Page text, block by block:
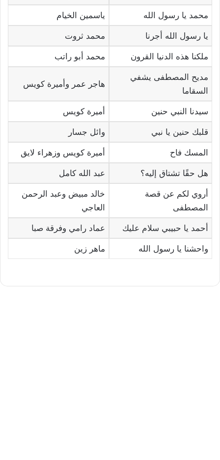
محمد يا رسول الله ياسمين الخيام
يا رسول الله أجرنا محمد ثروت
ملكنا هذه الدنيا القرون محمد أبو راتب
مديح المصطفى يشفي
السقاما
هاجر عمر وأميرة كويس
سيدنا النبي حنين أميرة كويس
قلبك حنين يا نبي وائل جسار
المسك فاح أميرة كويس وزهراء لايق
هل حقًا تشتاق إليه؟ عبد الله كامل
أروي لكم عن قصة
المصطفى
خالد مبيض وعبد الرحمن
العاجي
أحمد يا حبيبي سلام عليك عماد رامي وفرقة صبا
واحشنا يا رسول الله ماهر زين